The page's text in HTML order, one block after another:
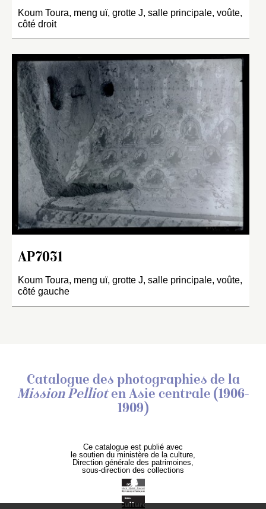
Koum Toura, meng uï, grotte J, salle principale, voûte,
côté droit
AP7031
Koum Toura, meng uï, grotte J, salle principale, voûte,
côté gauche
Catalogue des photographies de la
Mission Pellioten Asie centrale (1906-
1909)
Ce catalogue est publié avec
le soutien du ministère de la culture,
Direction générale des patrimoines,
sous-direction des collections